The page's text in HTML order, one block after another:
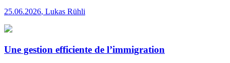
25.06.2026, Lukas Rühli
Une gestion efficiente de l’immigration